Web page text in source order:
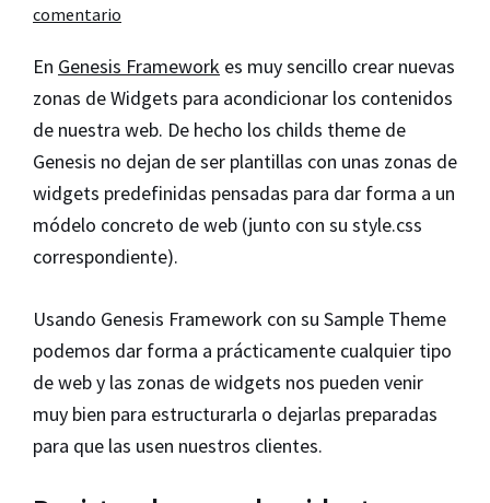
comentario
En Genesis Framework es muy sencillo crear nuevas
zonas de Widgets para acondicionar los contenidos
de nuestra web. De hecho los childs theme de
Genesis no dejan de ser plantillas con unas zonas de
widgets predefinidas pensadas para dar forma a un
módelo concreto de web (junto con su style.css
correspondiente).
Usando Genesis Framework con su Sample Theme
podemos dar forma a prácticamente cualquier tipo
de web y las zonas de widgets nos pueden venir
muy bien para estructurarla o dejarlas preparadas
para que las usen nuestros clientes.